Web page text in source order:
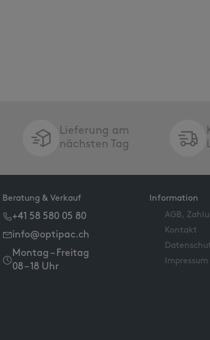
Lieferung am
nächsten Tag
Beratung & Verkauf
+41 58 580 05 80
info@optipac.ch
Montag – Freitag
08 – 18 Uhr
Information
AGB,
Kontakt
Impressum